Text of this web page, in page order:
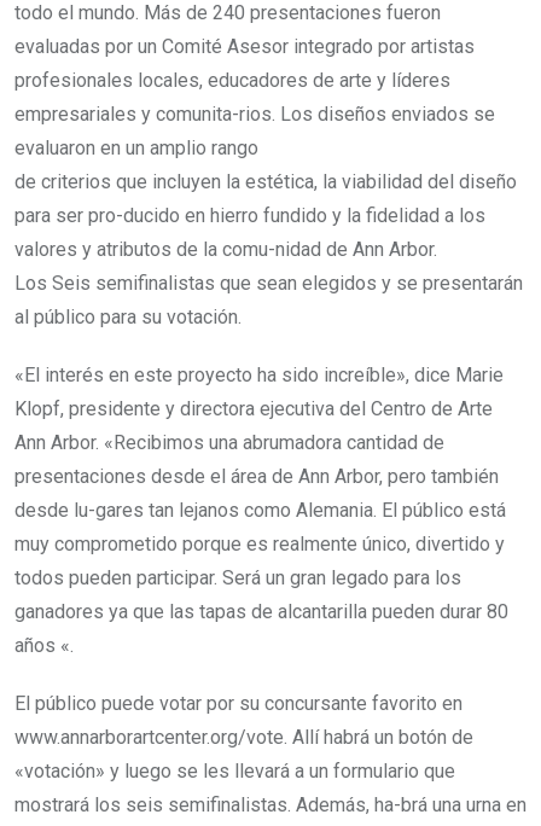
todo el mundo. Más de 240 presentaciones fueron
evaluadas por un Comité Asesor integrado por artistas
profesionales locales, educadores de arte y líderes
empresariales y comunita-rios. Los diseños enviados se
evaluaron en un amplio rango
de criterios que incluyen la estética, la viabilidad del diseño
para ser pro-ducido en hierro fundido y la fidelidad a los
valores y atributos de la comu-nidad de Ann Arbor.
Los Seis semifinalistas que sean elegidos y se presentarán
al público para su votación.
«El interés en este proyecto ha sido increíble», dice Marie
Klopf, presidente y directora ejecutiva del Centro de Arte
Ann Arbor. «Recibimos una abrumadora cantidad de
presentaciones desde el área de Ann Arbor, pero también
desde lu-gares tan lejanos como Alemania. El público está
muy comprometido porque es realmente único, divertido y
todos pueden participar. Será un gran legado para los
ganadores ya que las tapas de alcantarilla pueden durar 80
años «.
El público puede votar por su concursante favorito en
www.annarborartcenter.org/vote. Allí habrá un botón de
«votación» y luego se les llevará a un formulario que
mostrará los seis semifinalistas. Además, ha-brá una urna en